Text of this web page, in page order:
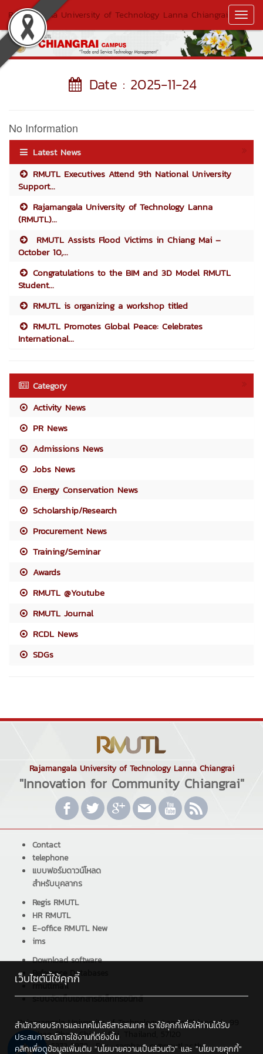
Rajamangala University of Technology Lanna Chiangrai
Date : 2025-11-24
No Information
Latest News
RMUTL Executives Attend 9th National University
Support...
Rajamangala University of Technology Lanna
(RMUTL)...
RMUTL Assists Flood Victims in Chiang Mai –
October 10,...
Congratulations to the BIM and 3D Model RMUTL
Student...
RMUTL is organizing a workshop titled
RMUTL Promotes Global Peace: Celebrates
International...
Category
Activity News
PR News
Admissions News
Jobs News
Energy Conservation News
Scholarship/Research
Procurement News
Training/Seminar
Awards
RMUTL @Youtube
RMUTL Journal
RCDL News
SDGs
Rajamangala University of Technology Lanna Chiangrai
"Innovation for Community Chiangrai"
Contact
telephone
แบบฟอร์มดาวน์โหลด
สำหรับบุคลากร
Regis RMUTL
HR RMUTL
E-office RMUTL New
ims
Download software
Reference Databases
rmutlmail
ระบบจัดเก็บเอกสารอิเล็กทรอนิกส์
Rajamangala University of Technology Lanna Chiangrai : 99
Sai Khao, Phan, Chiang Rai, Thailand, 57120
Tel : +66 5372 3979 , Fax : saraban_cr@rmutl.ac.th
เว็บไซต์นี้ใช้คุกกี้
สำนักวิทยบริการและเทคโนโลยีสารสนเทศ เราใช้คุกกี้เพื่อให้ท่านได้รับ
ประสบการณ์การใช้งานที่ดียิ่งขึ้น
คลิกเพื่อดูข้อมูลเพิ่มเติม "นโยบายความเป็นส่วนตัว" และ "นโยบายคุกกี้"